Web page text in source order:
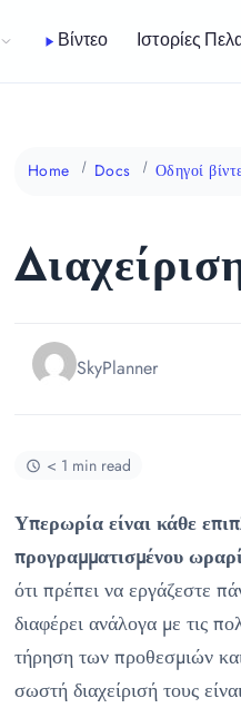
Βίντεο Ιστορίες
Home Docs Οδηγοί
SkyPlanner
< 1 min read
Υπερωρία είναι κάθε
προγραμματισμένου
ότι πρέπει να εργάζεστε
διαφέρει ανάλογα με τις
τήρηση των προθεσμιών
σωστή διαχείρισή τους